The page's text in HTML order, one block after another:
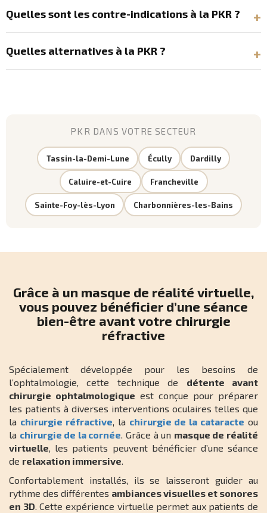
Quelles sont les contre-indications à la PKR ?
Quelles alternatives à la PKR ?
PKR DANS VOTRE SECTEUR
Tassin-la-Demi-Lune Écully Dardilly
Caluire-et-Cuire Francheville
Sainte-Foy-lès-Lyon Charbonnières-les-Bains
Grâce à un masque de réalité virtuelle,
vous pouvez bénéficier d’une séance
bien-être avant votre chirurgie
réfractive
Spécialement développée pour les besoins de
l’ophtalmologie, cette technique de détente avant
chirurgie ophtalmologique est conçue pour préparer
les patients à diverses interventions oculaires telles que
la chirurgie réfractive, la chirurgie de la cataracte ou
la chirurgie de la cornée. Grâce à un masque de réalité
virtuelle, les patients peuvent bénéficier d’une séance
de relaxation immersive.
Confortablement installés, ils se laisseront guider au
rythme des différentes ambiances visuelles et sonores
en 3D. Cette expérience virtuelle permet aux patients de